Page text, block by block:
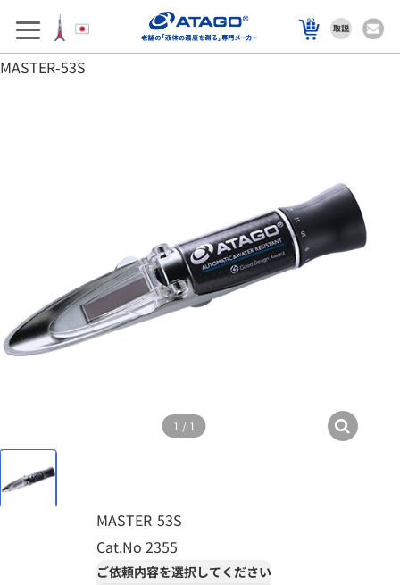
アフターサポート
製品を選ぶ
MASTER-53S
1 / 1
MASTER-53S
Cat.No 2355
ご依頼内容を選択してください